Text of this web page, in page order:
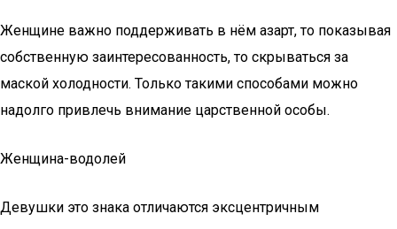
Женщине важно поддерживать в нём азарт, то показывая
собственную заинтересованность, то скрываться за
маской холодности. Только такими способами можно
надолго привлечь внимание царственной особы.
Женщина-водолей
Девушки это знака отличаются эксцентричным